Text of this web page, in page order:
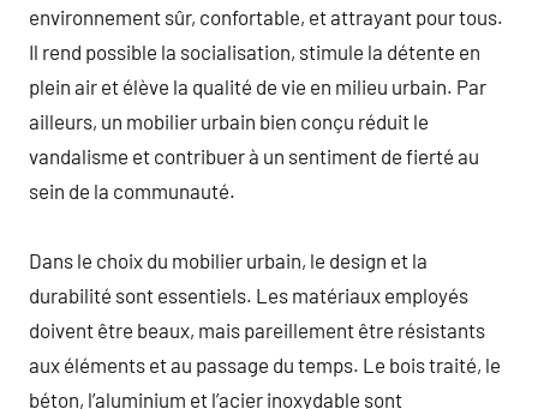
environnement sûr, confortable, et attrayant pour tous.
Il rend possible la socialisation, stimule la détente en
plein air et élève la qualité de vie en milieu urbain. Par
ailleurs, un mobilier urbain bien conçu réduit le
vandalisme et contribuer à un sentiment de fierté au
sein de la communauté.
Dans le choix du mobilier urbain, le design et la
durabilité sont essentiels. Les matériaux employés
doivent être beaux, mais pareillement être résistants
aux éléments et au passage du temps. Le bois traité, le
béton, l’aluminium et l’acier inoxydable sont